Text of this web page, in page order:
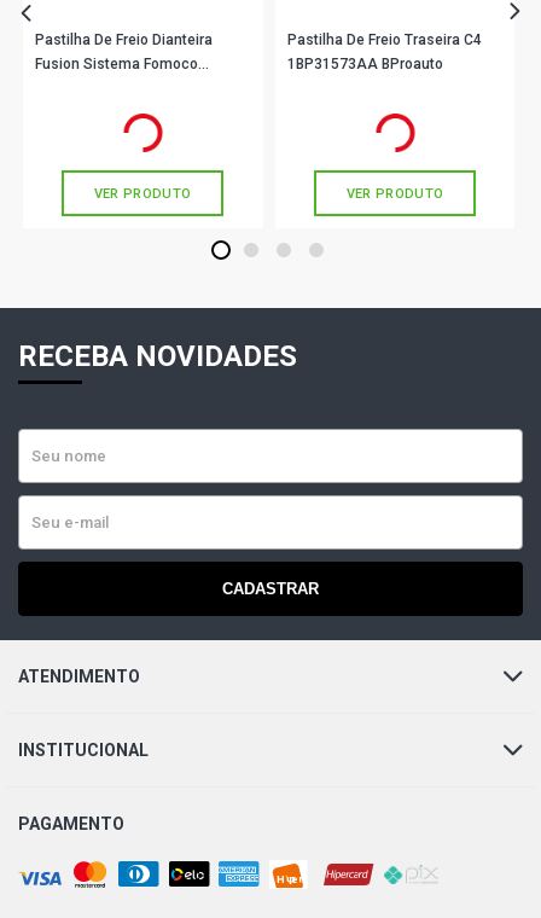
Pastilha De Freio Dianteira
Fusion Sistema Fomoco
em até 4x de
VER PRODUTO
Pastilha De Freio Traseira C4
1BP31573AA BProauto
em até 5x de
VER PRODUTO
1 2 3 4
RECEBA NOVIDADES
CADASTRAR
ATENDIMENTO
INSTITUCIONAL
PAGAMENTO